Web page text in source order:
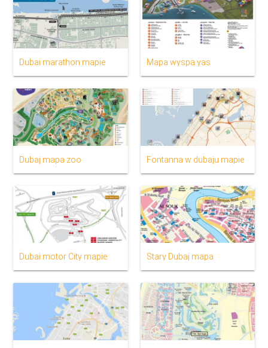
Dubai marathon mapie Mapa wyspa yas
Dubaj mapa zoo Fontanna w dubaju mapie
Dubai motor City mapie Stary Dubaj mapa